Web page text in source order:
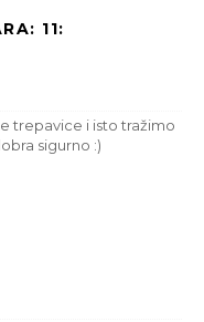
11:
trepavice i isto tražimo
sigurno :)